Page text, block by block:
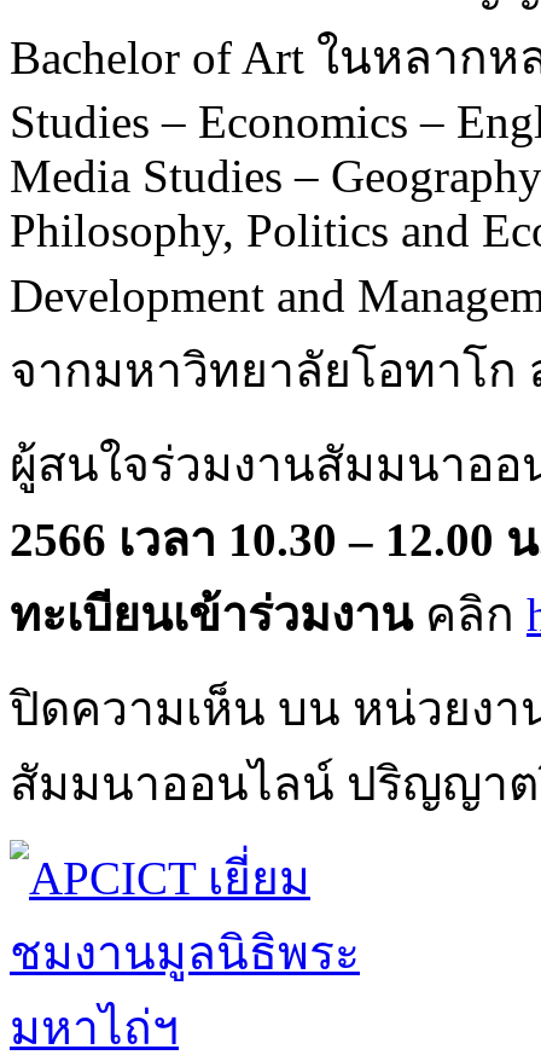
Bachelor of Art ในหลากห
Studies – Economics –
Media Studies –
Philosophy, Politics and
Development and
จากมหาวิทยาลัยโอทาโก
ผู้สนใจร่วมงานสัมมนาอ
2566 เวลา 10.30 –
ทะเบียนเข้าร่วมงาน คลิก
ปิดความเห็น บน หน่วยงา
สัมมนาออนไลน์ ปริญญา